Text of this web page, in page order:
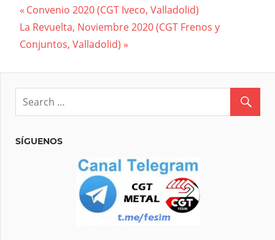
Navegación
de
Previous
Post:
Convenio 2020 (CGT Iveco, Valladolid)
Next
Post:
La Revuelta, Noviembre 2020 (CGT Frenos y
Conjuntos, Valladolid)
SÍGUENOS